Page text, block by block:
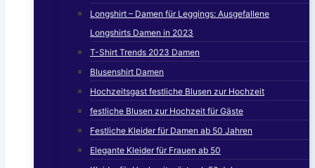
Longshirt – Damen für Leggings: Ausgefallene
Longshirts Damen in 2023
T-Shirt Trends 2023 Damen
Blusenshirt Damen
Hochzeitsgast festliche Blusen zur Hochzeit
festliche Blusen zur Hochzeit für Gäste
Festliche Kleider für Damen ab 50 Jahren
Elegante Kleider für Frauen ab 50